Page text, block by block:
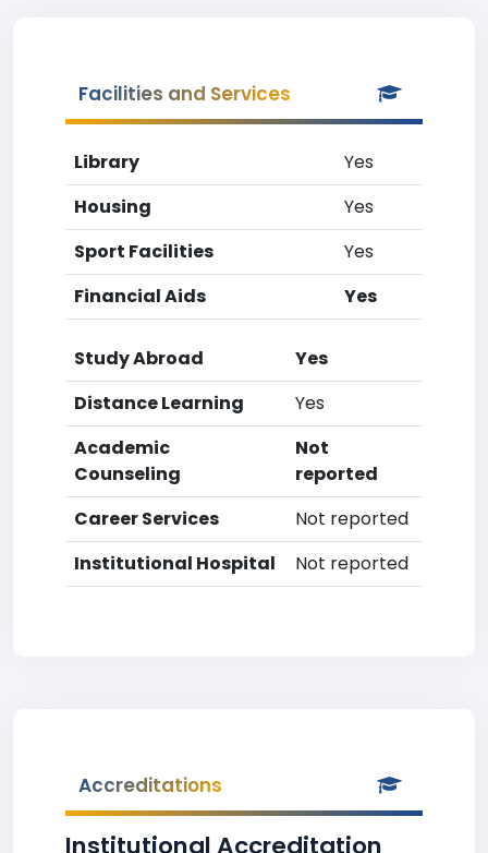
Facilities and Services
Library
Yes
Housing
Yes
Sport Facilities
Yes
Financial Aids
Yes
Study Abroad
Yes
Distance Learning
Yes
Academic
Counseling
Not
reported
Career Services
Not reported
Institutional Hospital
Not reported
Accreditations
Institutional Accreditation